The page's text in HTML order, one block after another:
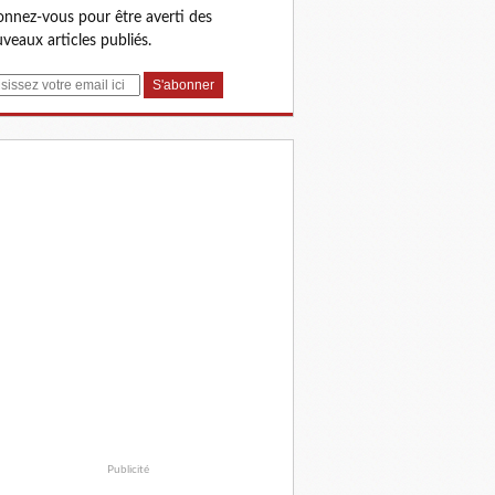
vous pour être averti des
articles publiés.
Publicité